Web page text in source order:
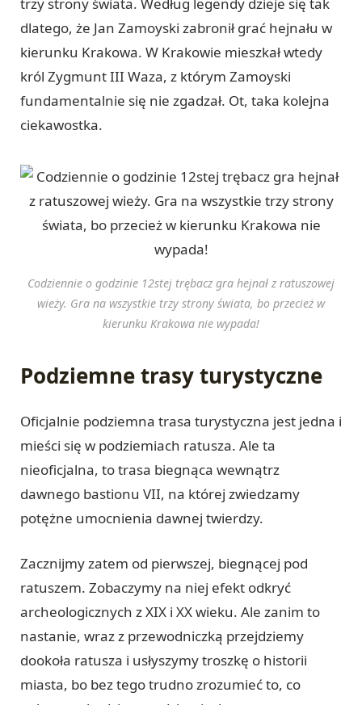
dlatego, że Jan Zamoyski zabronił grać hejnału w
kierunku Krakowa. W Krakowie mieszkał wtedy
król Zygmunt III Waza, z którym Zamoyski
fundamentalnie się nie zgadzał. Ot, taka kolejna
ciekawostka.
Codziennie o godzinie 12stej trębacz gra hejnał z ratuszowej
wieży. Gra na wszystkie trzy strony świata, bo przecież w
kierunku Krakowa nie wypada!
Podziemne trasy turystyczne
Oficjalnie podziemna trasa turystyczna jest jedna i
mieści się w podziemiach ratusza. Ale ta
nieoficjalna, to trasa biegnąca wewnątrz
dawnego bastionu VII, na której zwiedzamy
potężne umocnienia dawnej twierdzy.
Zacznijmy zatem od pierwszej, biegnącej pod
ratuszem. Zobaczymy na niej efekt odkryć
archeologicznych z XIX i XX wieku. Ale zanim to
nastanie, wraz z przewodniczką przejdziemy
dookoła ratusza i usłyszymy troszkę o historii
miasta, bo bez tego trudno zrozumieć to, co